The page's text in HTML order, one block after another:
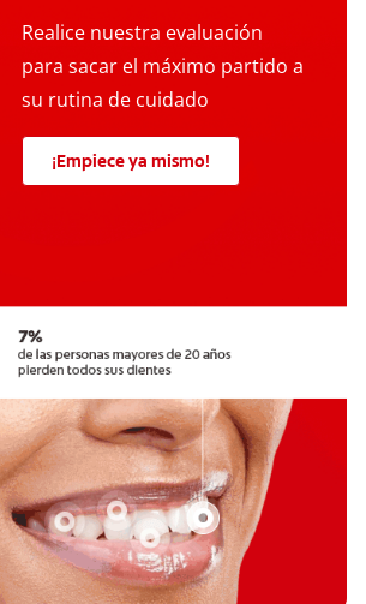
Realice nuestra evaluación
para sacar el máximo partido a
su rutina de cuidado
¡Empiece ya mismo!